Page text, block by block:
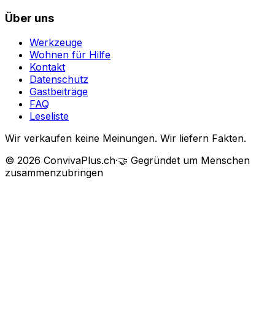
Über uns
Werkzeuge
Wohnen für Hilfe
Kontakt
Datenschutz
Gastbeiträge
FAQ
Leseliste
Wir verkaufen keine Meinungen. Wir liefern Fakten.
© 2026 ConvivaPlus.ch·🤝 Gegründet um Menschen
zusammenzubringen